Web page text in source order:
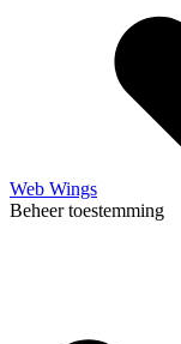
Web Wings
Beheer toestemming